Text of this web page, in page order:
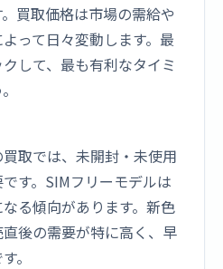
買取価格は市場の需給や
って日々変動します。最
して、最も有利なタイミ
取では、未開封・未使用
す。SIMフリーモデルは
る傾向があります。新色
後の需要が特に高く、早
。